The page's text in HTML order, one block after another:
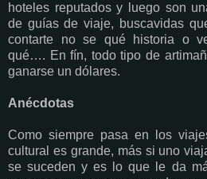
hoteles reputados y luego son
de guías de viaje, buscavidas
contarte no se qué historia o
qué…. En fín, todo tipo de
ganarse un dólares.
Anécdotas
Como siempre pasa en los
cultural es grande, más si uno
se suceden y es lo que le da